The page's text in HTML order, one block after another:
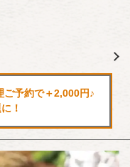
ご予約で＋2,000円♪
！